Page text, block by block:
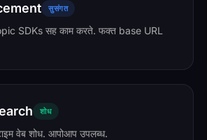
सुसंगत
SDKs सह काम करते. फक्त base URL
शोध
वेब शोध. आपोआप उपलब्ध.